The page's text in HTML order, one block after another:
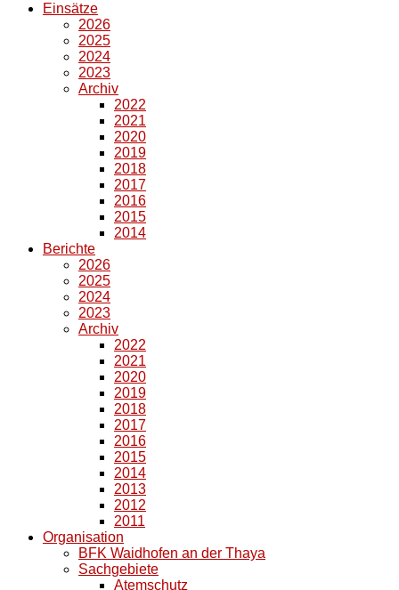
Einsätze
2026
2025
2024
2023
Archiv
2022
2021
2020
2019
2018
2017
2016
2015
2014
Berichte
2026
2025
2024
2023
Archiv
2022
2021
2020
2019
2018
2017
2016
2015
2014
2013
2012
2011
Organisation
BFK Waidhofen an der Thaya
Sachgebiete
Atemschutz